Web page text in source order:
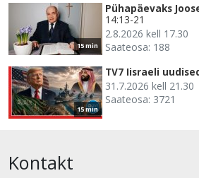
15 min
Pühapäevaks
14:13-21
2.8.2026 kell 17.30
Saateosa: 188
15 min
TV7 Iisraeli
31.7.2026 kell 21.30
Saateosa: 3721
Kontakt